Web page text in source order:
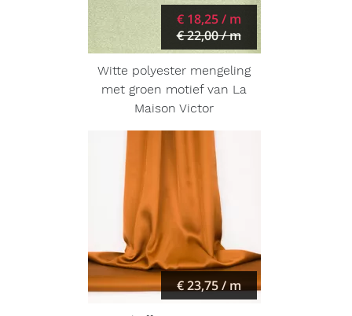
€ 18,25 / m
€ 22,00 / m
Witte polyester mengeling
met groen motief van La
Maison Victor
€ 23,75 / m